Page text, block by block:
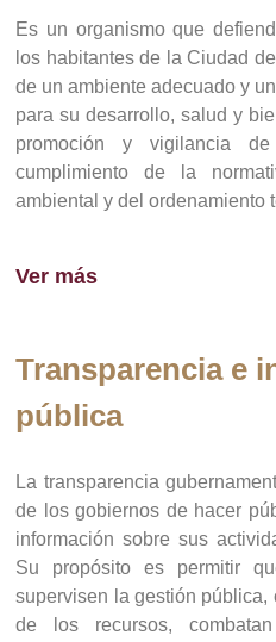
Es un organismo que
los habitantes de la Ciudad
de un ambiente adecuado y
para su desarrollo, salud y
promoción y vigilancia
cumplimiento de la
ambiental y del ordenamiento
Ver más
Transparencia e
pública
La transparencia
de los gobiernos de hacer
información sobre sus
Su propósito es permitir
supervisen la gestión pública,
de los recursos,